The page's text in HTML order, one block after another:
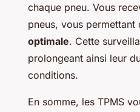
chaque pneu. Vous
pneus, vous
optimale. Cette
prolongeant ainsi leur
conditions.
En somme, les TPMS